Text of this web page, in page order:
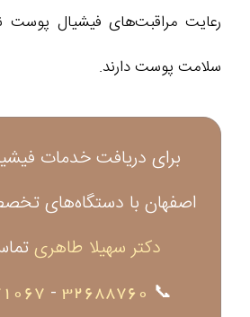
رعایت مراقبت‌های فیشیال پوست
سلامت پوست دارند.
برای دریافت خدمات
اصفهان با دستگاه‌های
دکتر سهیلا طاهری
📞
32688760
-